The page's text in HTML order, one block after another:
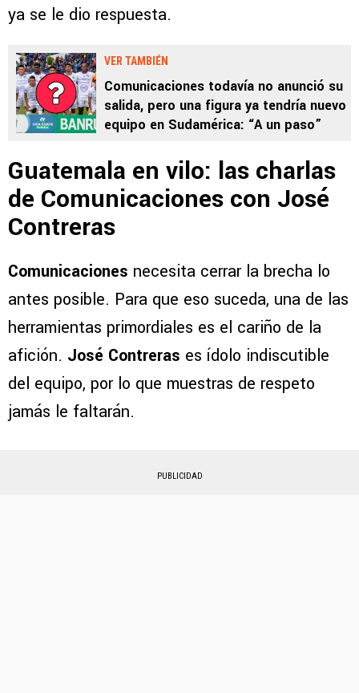
ya se le dio respuesta.
VER TAMBIÉN
Comunicaciones todavía no anunció su
salida, pero una figura ya tendría nuevo
equipo en Sudamérica: “A un paso”
Guatemala en vilo: las charlas
de Comunicaciones con José
Contreras
Comunicaciones necesita cerrar la brecha lo
antes posible. Para que eso suceda, una de las
herramientas primordiales es el cariño de la
afición. José Contreras es ídolo indiscutible
del equipo, por lo que muestras de respeto
jamás le faltarán.
PUBLICIDAD